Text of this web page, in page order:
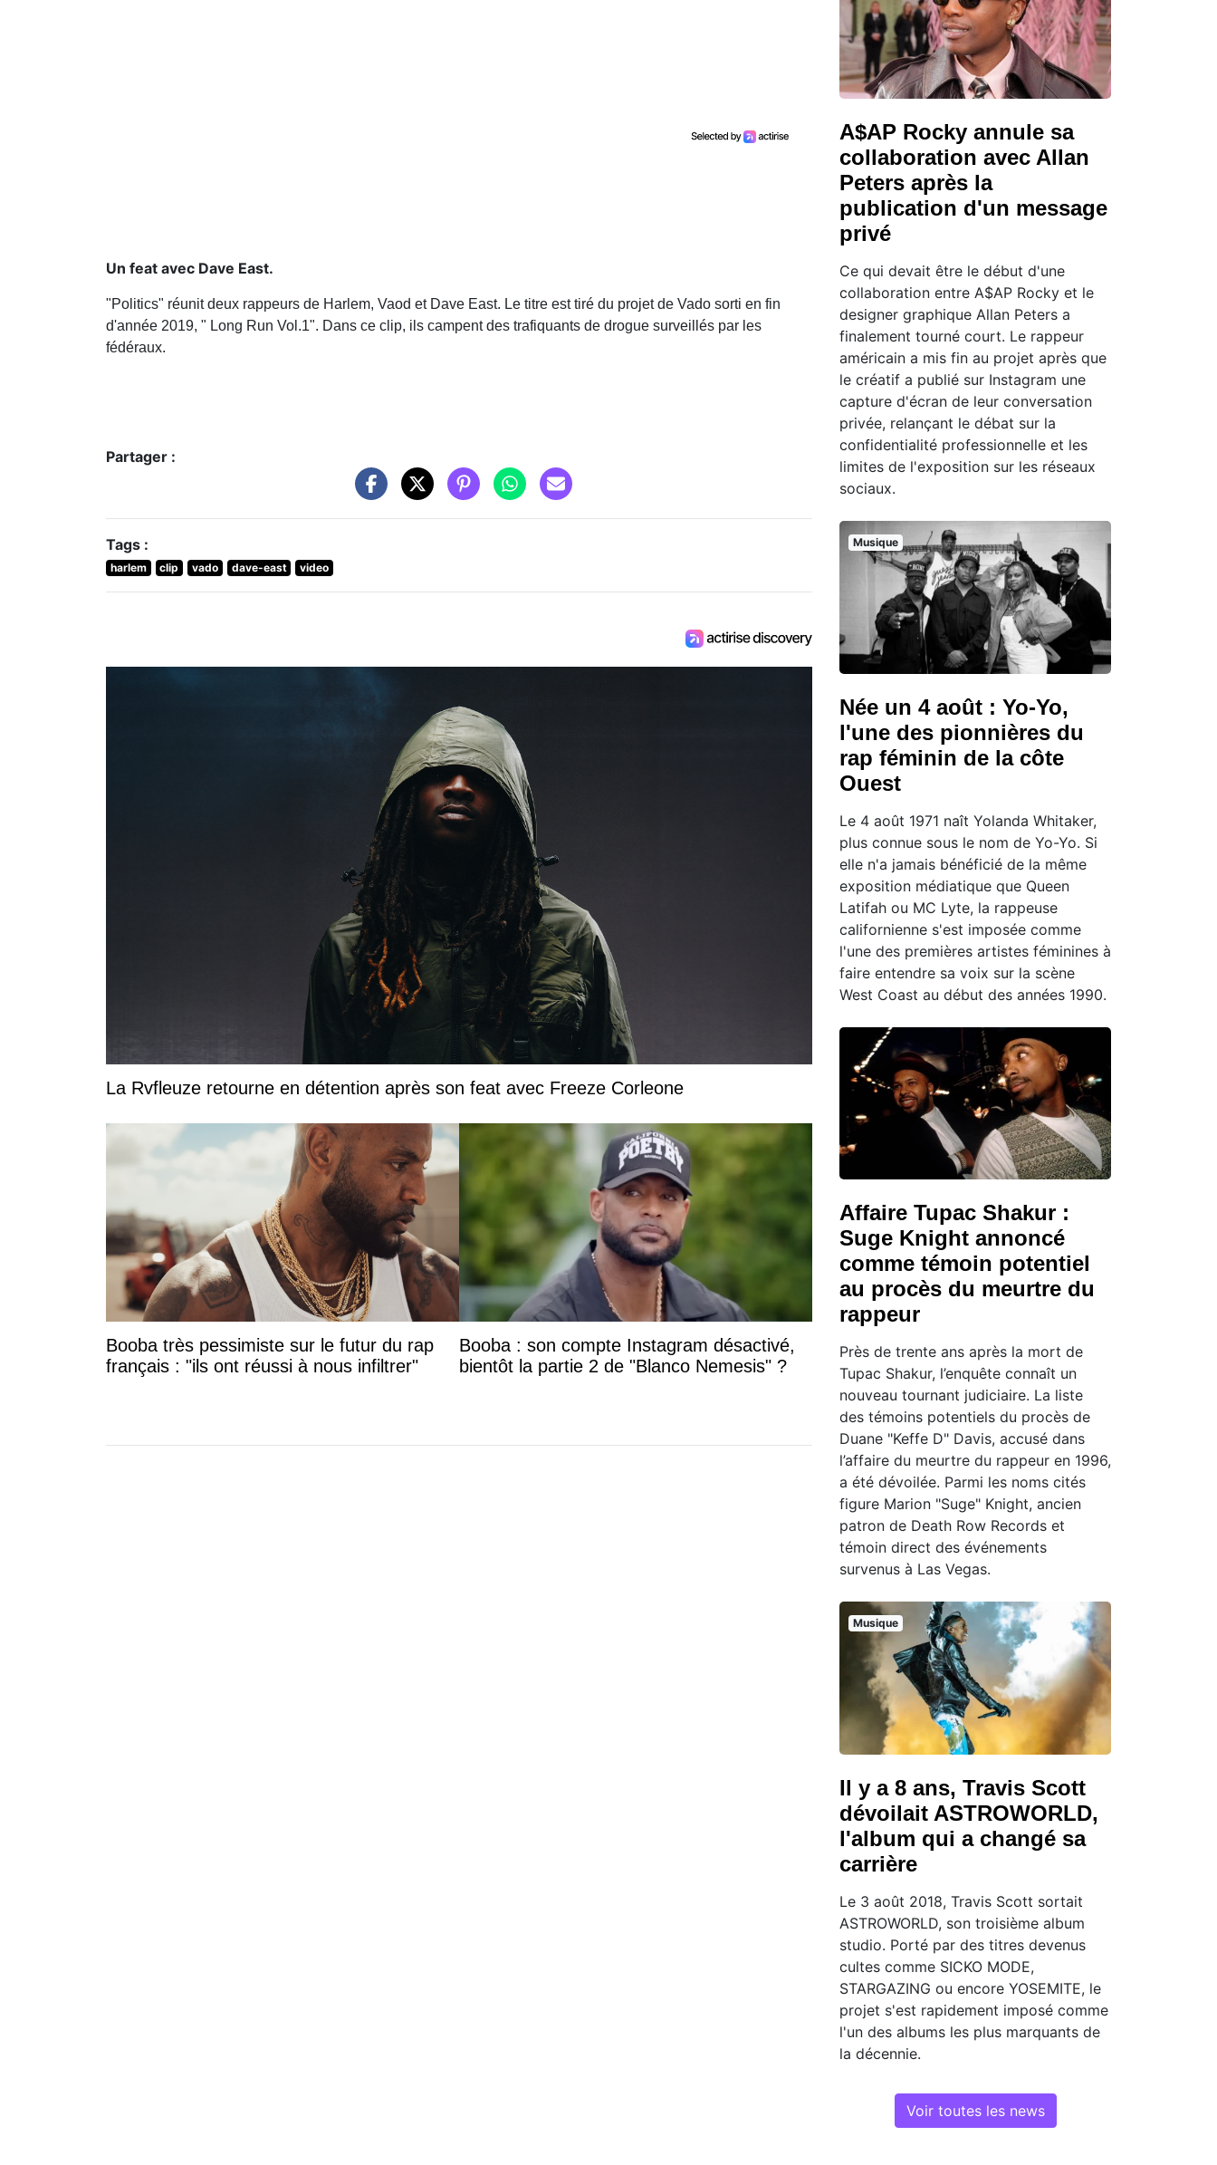
Un feat avec Dave East.
"Politics" réunit deux rappeurs de Harlem, Vaod et Dave East. Le titre est tiré du projet de Vado sorti en fin
d'année 2019, " Long Run Vol.1". Dans ce clip, ils campent des trafiquants de drogue surveillés par les
fédéraux.
Partager :
Tags :
harlem clip vado dave-east video
La Rvfleuze retourne en détention après son feat avec Freeze Corleone
Booba très pessimiste sur le futur du rap
français : "ils ont réussi à nous infiltrer"
Booba : son compte Instagram désactivé,
bientôt la partie 2 de "Blanco Nemesis" ?
A$AP Rocky annule sa
collaboration avec Allan
Peters après la
publication d'un message
privé
Ce qui devait être le début d'une
collaboration entre A$AP Rocky et le
designer graphique Allan Peters a
finalement tourné court. Le rappeur
américain a mis fin au projet après que
le créatif a publié sur Instagram une
capture d'écran de leur conversation
privée, relançant le débat sur la
confidentialité professionnelle et les
limites de l'exposition sur les réseaux
sociaux.
Musique
Née un 4 août : Yo-Yo,
l'une des pionnières du
rap féminin de la côte
Ouest
Le 4 août 1971 naît Yolanda Whitaker,
plus connue sous le nom de Yo-Yo. Si
elle n'a jamais bénéficié de la même
exposition médiatique que Queen
Latifah ou MC Lyte, la rappeuse
californienne s'est imposée comme
l'une des premières artistes féminines à
faire entendre sa voix sur la scène
West Coast au début des années 1990.
Affaire Tupac Shakur :
Suge Knight annoncé
comme témoin potentiel
au procès du meurtre du
rappeur
Près de trente ans après la mort de
Tupac Shakur, l’enquête connaît un
nouveau tournant judiciaire. La liste
des témoins potentiels du procès de
Duane "Keffe D" Davis, accusé dans
l’affaire du meurtre du rappeur en 1996,
a été dévoilée. Parmi les noms cités
figure Marion "Suge" Knight, ancien
patron de Death Row Records et
témoin direct des événements
survenus à Las Vegas.
Musique
Il y a 8 ans, Travis Scott
dévoilait ASTROWORLD,
l'album qui a changé sa
carrière
Le 3 août 2018, Travis Scott sortait
ASTROWORLD, son troisième album
studio. Porté par des titres devenus
cultes comme SICKO MODE,
STARGAZING ou encore YOSEMITE, le
projet s'est rapidement imposé comme
l'un des albums les plus marquants de
la décennie.
Voir toutes les news